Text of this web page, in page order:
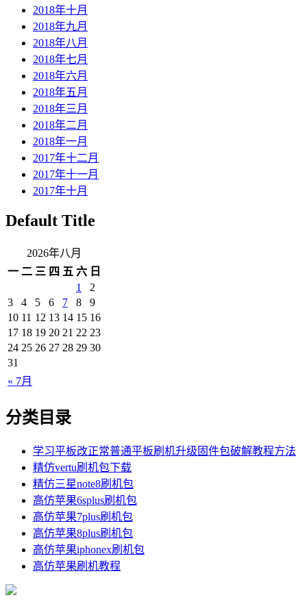
2018年十月
2018年九月
2018年八月
2018年七月
2018年六月
2018年五月
2018年三月
2018年二月
2018年一月
2017年十二月
2017年十一月
2017年十月
Default Title
2026年八月
一 二 三 四 五 六 日
« 7月
1
2
3
4 5 6 7 8
9
10 11 12 13 14 15 16
17 18 19 20 21 22 23
24 25 26 27 28 29 30
31
分类目录
学习平板改正常普通平板刷机升级固件包破解教程方法
精仿vertu刷机包下载
精仿三星note8刷机包
高仿苹果6splus刷机包
高仿苹果7plus刷机包
高仿苹果8plus刷机包
高仿苹果iphonex刷机包
高仿苹果刷机教程